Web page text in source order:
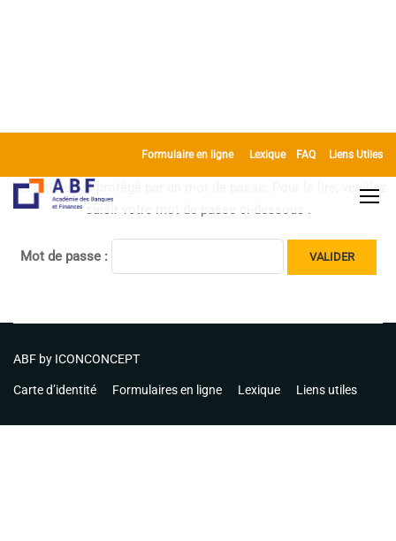
Formulaire en ligne Lexique FAQ Liens Utiles
Cet article est protégé par un mot de passe. Pour le lire, veuillez
saisir votre mot de passe ci-dessous :
Mot de passe :
ABF by ICONCONCEPT
Carte d’identité Formulaires en ligne Lexique Liens utiles